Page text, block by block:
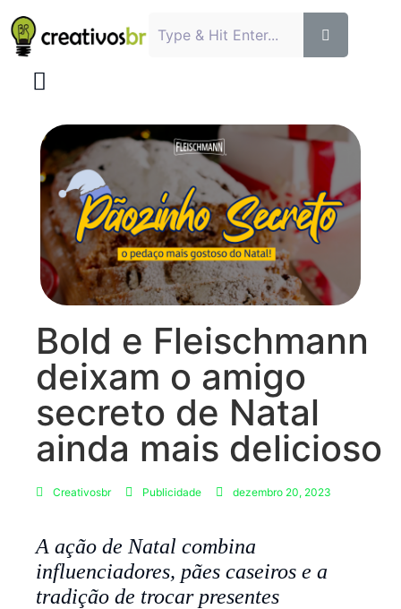
Bold e Fleischmann
deixam o amigo
secreto de Natal
ainda mais delicioso
Creativosbr Publicidade dezembro 20, 2023
A ação de Natal combina
influenciadores, pães caseiros e a
tradição de trocar presentes